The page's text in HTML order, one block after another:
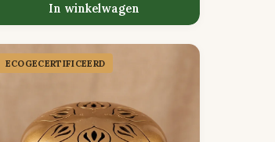
In winkelwagen
ECOGECER­TIFICEERD